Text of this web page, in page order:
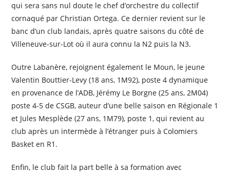
qui sera sans nul doute le chef d’orchestre du collectif
cornaqué par Christian Ortega. Ce dernier revient sur le
banc d’un club landais, après quatre saisons du côté de
Villeneuve-sur-Lot où il aura connu la N2 puis la N3.
Outre Labanère, rejoignent également le Moun, le jeune
Valentin Bouttier-Levy (18 ans, 1M92), poste 4 dynamique
en provenance de l’ADB, Jérémy Le Borgne (25 ans, 2M04)
poste 4-5 de CSGB, auteur d’une belle saison en Régionale 1
et Jules Mesplède (27 ans, 1M79), poste 1, qui revient au
club après un intermède à l’étranger puis à Colomiers
Basket en R1.
Enfin, le club fait la part belle à sa formation avec